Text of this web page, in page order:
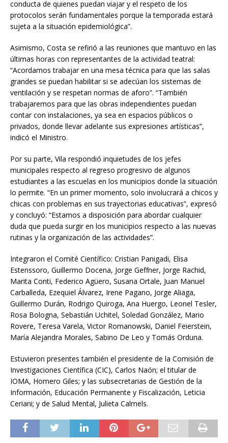
conducta de quienes puedan viajar y el respeto de los
protocolos serán fundamentales porque la temporada estará
sujeta a la situación epidemiológica”.
Asimismo, Costa se refirió a las reuniones que mantuvo en las
últimas horas con representantes de la actividad teatral:
“Acordamos trabajar en una mesa técnica para que las salas
grandes se puedan habilitar si se adecúan los sistemas de
ventilación y se respetan normas de aforo”. “También
trabajaremos para que las obras independientes puedan
contar con instalaciones, ya sea en espacios públicos o
privados, donde llevar adelante sus expresiones artísticas”,
indicó el Ministro.
Por su parte, Vila respondió inquietudes de los jefes
municipales respecto al regreso progresivo de algunos
estudiantes a las escuelas en los municipios donde la situación
lo permite. “En un primer momento, solo involucrará a chicos y
chicas con problemas en sus trayectorias educativas”, expresó
y concluyó: “Estamos a disposición para abordar cualquier
duda que pueda surgir en los municipios respecto a las nuevas
rutinas y la organización de las actividades”.
Integraron el Comité Científico: Cristian Panigadi, Elisa
Estenssoro, Guillermo Docena, Jorge Geffner, Jorge Rachid,
Marita Conti, Federico Agüero, Susana Ortale, Juan Manuel
Carballeda, Ezequiel Álvarez, Irene Pagano, Jorge Aliaga,
Guillermo Durán, Rodrigo Quiroga, Ana Huergo, Leonel Tesler,
Rosa Bologna, Sebastián Uchitel, Soledad González, Mario
Rovere, Teresa Varela, Victor Romanowski, Daniel Feierstein,
María Alejandra Morales, Sabino De Leo y Tomás Orduna.
Estuvieron presentes también el presidente de la Comisión de
Investigaciones Científica (CIC), Carlos Naón; el titular de
IOMA, Homero Giles; y las subsecretarias de Gestión de la
Información, Educación Permanente y Fiscalización, Leticia
Ceriani; y de Salud Mental, Julieta Calmels.